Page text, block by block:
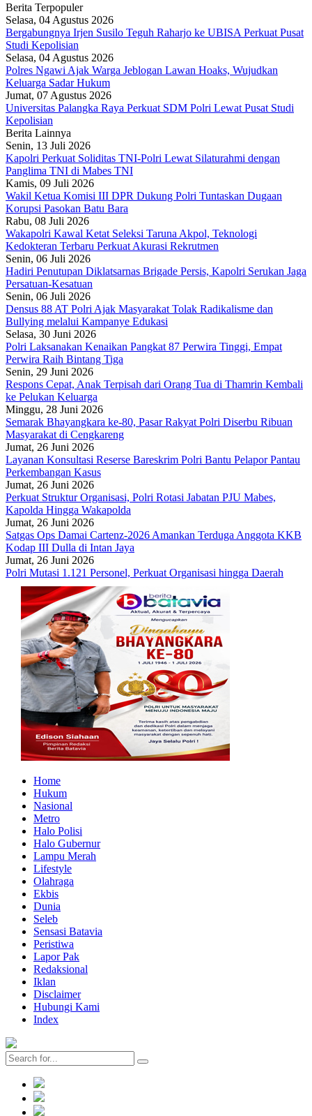
Berita Terpopuler
Selasa, 04 Agustus 2026
Bergabungnya Irjen Susilo Teguh Raharjo ke UBISA Perkuat Pusat
Studi Kepolisian
Selasa, 04 Agustus 2026
Polres Ngawi Ajak Warga Jeblogan Lawan Hoaks, Wujudkan
Keluarga Sadar Hukum
Jumat, 07 Agustus 2026
Universitas Palangka Raya Perkuat SDM Polri Lewat Pusat Studi
Kepolisian
Berita Lainnya
Senin, 13 Juli 2026
Kapolri Perkuat Soliditas TNI-Polri Lewat Silaturahmi dengan
Panglima TNI di Mabes TNI
Kamis, 09 Juli 2026
Wakil Ketua Komisi III DPR Dukung Polri Tuntaskan Dugaan
Korupsi Pasokan Batu Bara
Rabu, 08 Juli 2026
Wakapolri Kawal Ketat Seleksi Taruna Akpol, Teknologi
Kedokteran Terbaru Perkuat Akurasi Rekrutmen
Senin, 06 Juli 2026
Hadiri Penutupan Diklatsarnas Brigade Persis, Kapolri Serukan Jaga
Persatuan-Kesatuan
Senin, 06 Juli 2026
Densus 88 AT Polri Ajak Masyarakat Tolak Radikalisme dan
Bullying melalui Kampanye Edukasi
Selasa, 30 Juni 2026
Polri Laksanakan Kenaikan Pangkat 87 Perwira Tinggi, Empat
Perwira Raih Bintang Tiga
Senin, 29 Juni 2026
Respons Cepat, Anak Terpisah dari Orang Tua di Thamrin Kembali
ke Pelukan Keluarga
Minggu, 28 Juni 2026
Semarak Bhayangkara ke-80, Pasar Rakyat Polri Diserbu Ribuan
Masyarakat di Cengkareng
Jumat, 26 Juni 2026
Layanan Konsultasi Reserse Bareskrim Polri Bantu Pelapor Pantau
Perkembangan Kasus
Jumat, 26 Juni 2026
Perkuat Struktur Organisasi, Polri Rotasi Jabatan PJU Mabes,
Kapolda Hingga Wakapolda
Jumat, 26 Juni 2026
Satgas Ops Damai Cartenz-2026 Amankan Terduga Anggota KKB
Kodap III Dulla di Intan Jaya
Jumat, 26 Juni 2026
Polri Mutasi 1.121 Personel, Perkuat Organisasi hingga Daerah
Home
Hukum
Nasional
Metro
Halo Polisi
Halo Gubernur
Lampu Merah
Lifestyle
Olahraga
Ekbis
Dunia
Seleb
Sensasi Batavia
Peristiwa
Lapor Pak
Redaksional
Iklan
Disclaimer
Hubungi Kami
Index